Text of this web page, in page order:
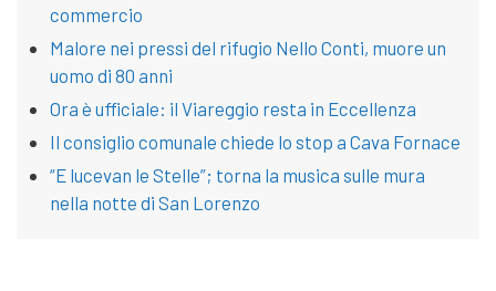
commercio
Malore nei pressi del rifugio Nello Conti, muore un
uomo di 80 anni
Ora è ufficiale: il Viareggio resta in Eccellenza
Il consiglio comunale chiede lo stop a Cava Fornace
“E lucevan le Stelle”; torna la musica sulle mura
nella notte di San Lorenzo